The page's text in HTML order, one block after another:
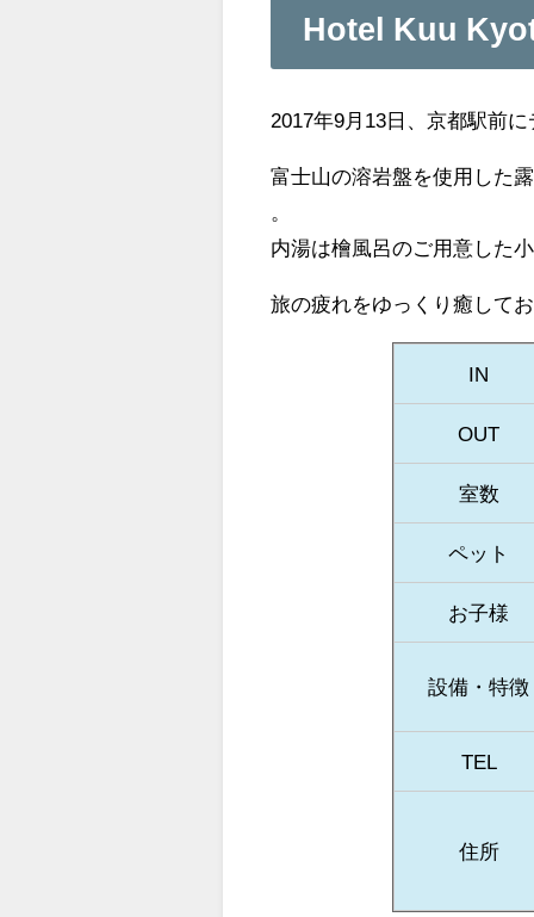
Hotel Kuu
2017年9月13日、京都駅前
富士山の溶岩盤を使用した
内湯は檜風呂のご用意した
旅の疲れをゆっくり癒して
IN
OUT
室数
ペット
お子様
設備・特徴
TEL
住所